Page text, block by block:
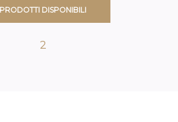
PRODOTTI DISPONIBILI
2